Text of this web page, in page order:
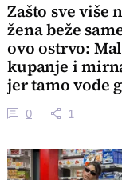
Zašto sve više
žena beže
ovo ostrvo:
kupanje i
jer tamo vode
reč0 1